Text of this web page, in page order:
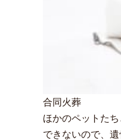
合同火葬
ほかのペットた
できないので、